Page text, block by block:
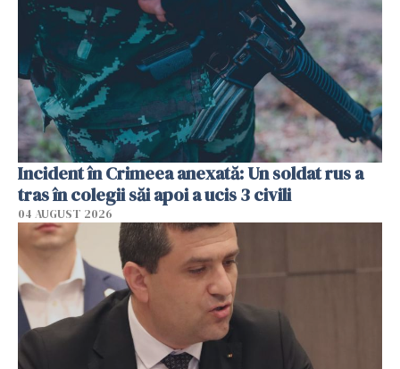
Incident în Crimeea anexată: Un soldat rus a
tras în colegii săi apoi a ucis 3 civili
04 AUGUST 2026